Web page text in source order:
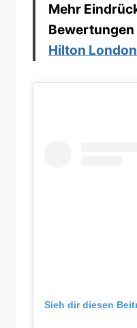
Mehr
Bewertungen
Hilton
Sieh dir diesen